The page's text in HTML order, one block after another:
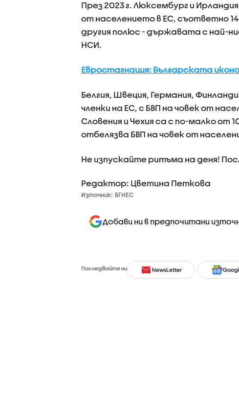
През 2023 г. Люксембург и
от населението в ЕС, съответно
другия полюс - държавата с най-
НСИ.
Евростагнация: Българската
Белгия, Швеция, Германия,
членки на ЕС, с БВП на човек от
Словения и Чехия са с по-малко от
отбелязва БВП на човек от
Не изпускайте ритъма на деня!
Редактор: Цветина Петкова
Източник: БГНЕС
Добави ни в предпочитани
Последвайте ни NewsLetter